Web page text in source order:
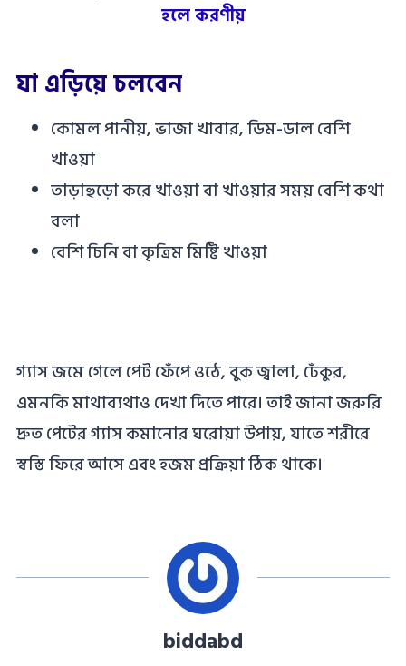
হলে করণীয়
যা এড়িয়ে চলবেন
কোমল পানীয়, ভাজা খাবার, ডিম-ডাল বেশি
খাওয়া
তাড়াহুড়ো করে খাওয়া বা খাওয়ার সময় বেশি কথা
বলা
বেশি চিনি বা কৃত্রিম মিষ্টি খাওয়া
গ্যাস জমে গেলে পেট ফেঁপে ওঠে, বুক জ্বালা, ঢেঁকুর,
এমনকি মাথাব্যথাও দেখা দিতে পারে। তাই জানা জরুরি
দ্রুত পেটের গ্যাস কমানোর ঘরোয়া উপায়, যাতে শরীরে
স্বস্তি ফিরে আসে এবং হজম প্রক্রিয়া ঠিক থাকে।
biddabd